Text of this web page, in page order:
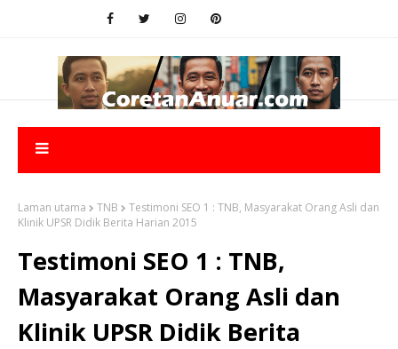
Laman utama TNB
Testimoni SEO 1 : TNB, Masyarakat Orang Asli dan
Klinik UPSR Didik Berita Harian 2015
Testimoni SEO 1 : TNB,
Masyarakat Orang Asli dan
Klinik UPSR Didik Berita